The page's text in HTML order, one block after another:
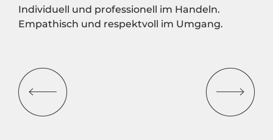
Individuell und professionell im Handeln.
Empathisch und respektvoll im Umgang.